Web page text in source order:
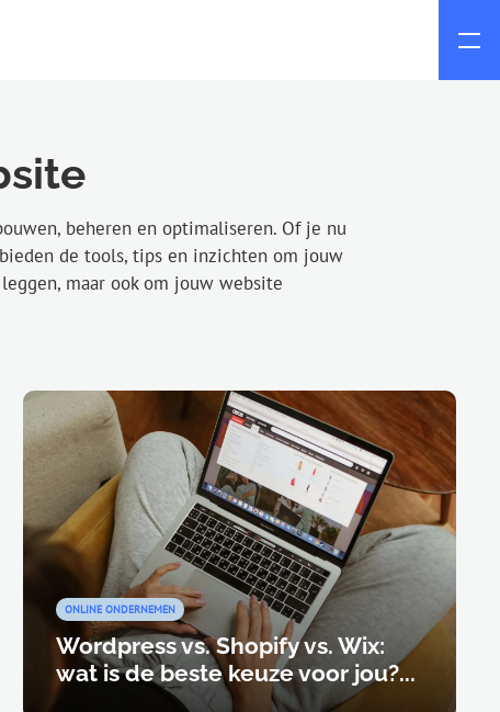
beheren en optimaliseren. Of je nu
de tools, tips en inzichten om jouw
maar ook om jouw website
ONLINE ONDERNEMEN
Wordpress vs. Shopify vs. Wix:
wat is de beste keuze voor jou?...